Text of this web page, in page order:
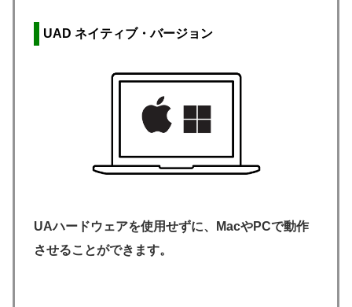
UAD ネイティブ・バージョン
UAハードウェアを使用せずに、MacやPCで動作
させることができます。